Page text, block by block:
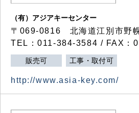
（有）アジアキーセンター
〒069-0816 北海道江別市野
TEL：011-384-3584 / FAX：
販売可 工事・取付可
http://www.asia-key.com/